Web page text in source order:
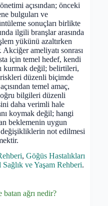
açısından; önceki
bulguları ve
sonuçları birlikte
ilgili branşlar arasında
yükünü azaltırken
ameliyatı sonrası
için temel hedef, kendi
kurmak değil; belirtileri,
riskleri düzenli biçimde
temel amaç,
bilgileri düzenli
daha verimli hale
koymak değil; hangi
beklemenin uygun
değişikliklerin not edilmesi
, Göğüs Hastalıkları
Sağlık ve Yaşam Rehberi.
batan ağrı nedir?